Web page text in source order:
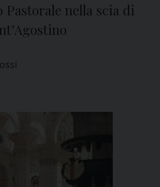
Pastorale nella scia di